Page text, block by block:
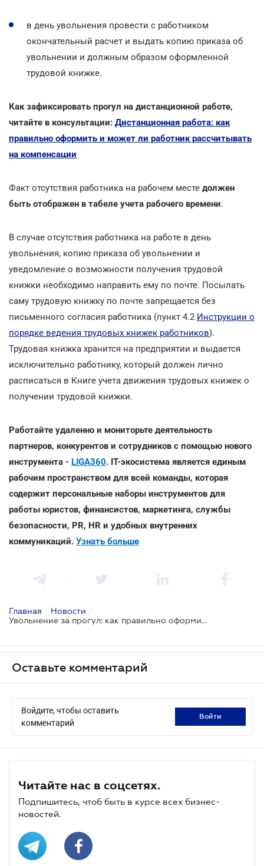
в день увольнения провести с работником
окончательный расчет и выдать копию приказа об
увольнении и должным образом оформленной
трудовой книжке.
Как зафиксировать прогул на дистанционной работе,
читайте в консультации: Дистанционная работа: как
правильно оформить и может ли работник рассчитывать
на компенсации
Факт отсутствия работника на рабочем месте должен
быть отображен в табеле учета рабочего времени.
В случае отсутствия работника на работе в день
увольнения, копию приказа об увольнении и
уведомление о возможности получения трудовой
книжки необходимо направить ему по почте. Посылать
саму трудовую книжку по почте запрещается без
письменного согласия работника (пункт 4.2 Инструкции о
порядке ведения трудовых книжек работников).
Трудовая книжка хранится на предприятии и выдается
исключительно работнику, который должен лично
расписаться в Книге учета движения трудовых книжек о
получении трудовой книжки.
Работайте удаленно и мониторьте деятельность
партнеров, конкурентов и сотрудников с помощью нового
инструмента - LIGA360. IT-экосистема является единым
рабочим пространством для всей команды, которая
содержит персональные наборы инструментов для
работы юристов, финансистов, маркетинга, службы
безопасности, PR, HR и удобных внутренних
коммуникаций. Узнать больше
Главная / Новости /
Увольнение за прогул: как правильно оформить
Оставьте комментарий
Войдите, чтобы оставить
комментарий
войти
Читайте нас в соцсетях.
Подпишитесь, чтоб быть в курсе всех бизнес-
новостей.